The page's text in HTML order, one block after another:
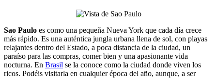
Sao Paulo es como una pequeña Nueva York que cada día crece
más rápido. Es una auténtica jungla urbana llena de sol, con playas
relajantes dentro del Estado, a poca distancia de la ciudad, un
paraíso para las compras, comer bien y una apasionante vida
nocturna. En Brasil se la conoce como la ciudad donde viven los
ricos. Podéis visitarla en cualquier época del año, aunque, a ser